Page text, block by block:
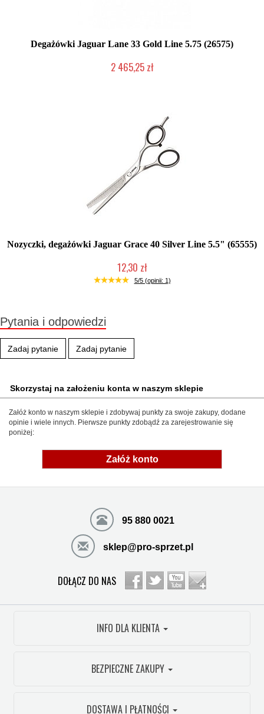
Degażówki Jaguar Lane 33 Gold Line 5.75 (26575)
2 465,25 zł
Nozyczki, degażówki Jaguar Grace 40 Silver Line 5.5" (65555)
12,30 zł
Produkt wycofany
5/5 (opinii: 1)
Pytania i odpowiedzi
Zadaj pytanie Zadaj pytanie
Skorzystaj na założeniu konta w naszym sklepie
Załóż konto w naszym sklepie i zdobywaj punkty za swoje zakupy, dodane
opinie i wiele innych. Pierwsze punkty zdobądź za zarejestrowanie się
poniżej:
Załóż konto
95 880 0021
sklep@pro-sprzet.pl
DOŁĄCZ DO NAS
INFO DLA KLIENTA
BEZPIECZNE ZAKUPY
DOSTAWA I PŁATNOŚCI